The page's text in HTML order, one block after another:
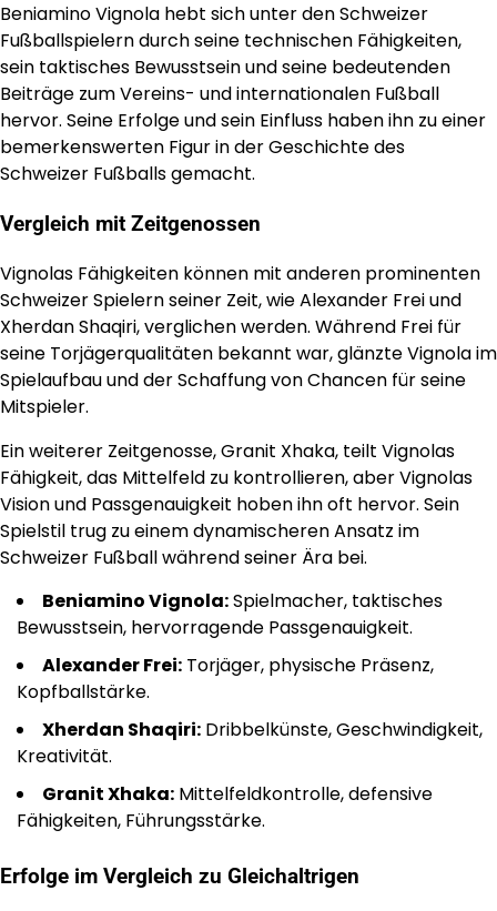
Beniamino Vignola hebt sich unter den Schweizer
Fußballspielern durch seine technischen Fähigkeiten,
sein taktisches Bewusstsein und seine bedeutenden
Beiträge zum Vereins- und internationalen Fußball
hervor. Seine Erfolge und sein Einfluss haben ihn zu einer
bemerkenswerten Figur in der Geschichte des
Schweizer Fußballs gemacht.
Vergleich mit Zeitgenossen
Vignolas Fähigkeiten können mit anderen prominenten
Schweizer Spielern seiner Zeit, wie Alexander Frei und
Xherdan Shaqiri, verglichen werden. Während Frei für
seine Torjägerqualitäten bekannt war, glänzte Vignola im
Spielaufbau und der Schaffung von Chancen für seine
Mitspieler.
Ein weiterer Zeitgenosse, Granit Xhaka, teilt Vignolas
Fähigkeit, das Mittelfeld zu kontrollieren, aber Vignolas
Vision und Passgenauigkeit hoben ihn oft hervor. Sein
Spielstil trug zu einem dynamischeren Ansatz im
Schweizer Fußball während seiner Ära bei.
Beniamino Vignola:Spielmacher, taktisches
Bewusstsein, hervorragende Passgenauigkeit.
Alexander Frei: Torjäger, physische Präsenz,
Kopfballstärke.
Xherdan Shaqiri: Dribbelkünste, Geschwindigkeit,
Kreativität.
Granit Xhaka: Mittelfeldkontrolle, defensive
Fähigkeiten, Führungsstärke.
Erfolge im Vergleich zu Gleichaltrigen